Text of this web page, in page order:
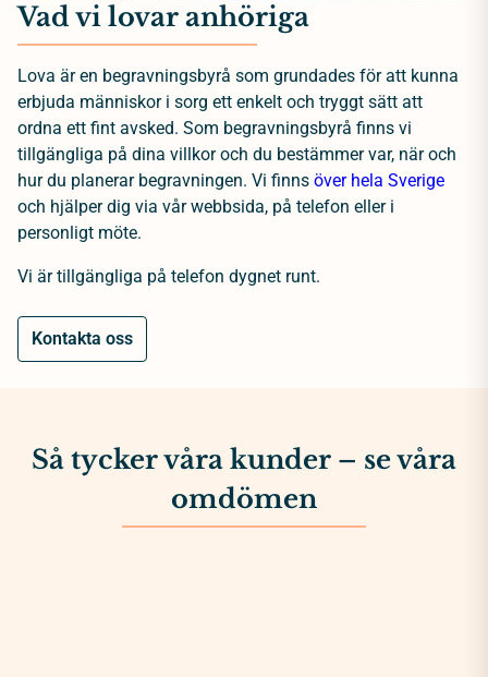
Vad vi lovar anhöriga
Lova är en begravningsbyrå som grundades för att kunna
erbjuda människor i sorg ett enkelt och tryggt sätt att
ordna ett fint avsked. Som begravningsbyrå finns vi
tillgängliga på dina villkor och du bestämmer var, när och
hur du planerar begravningen. Vi finns över hela Sverige
och hjälper dig via vår webbsida, på telefon eller i
personligt möte.
Vi är tillgängliga på telefon dygnet runt.
Kontakta oss
Så tycker våra kunder – se våra
omdömen